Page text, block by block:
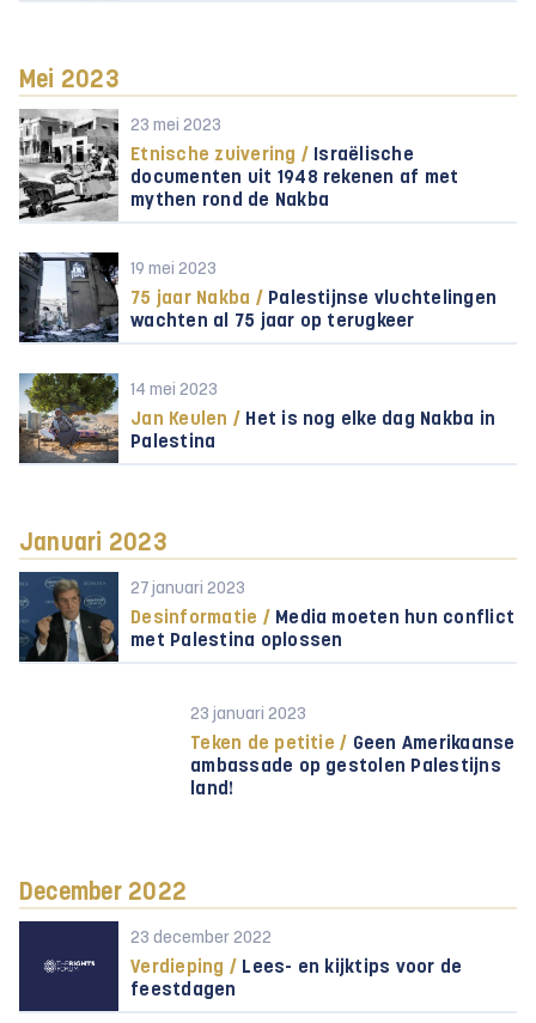
Mei 2023
23 mei 2023
Etnische zuivering / Israëlische
documenten uit 1948 rekenen af met
mythen rond de Nakba
19 mei 2023
75 jaar Nakba / Palestijnse vluchtelingen
wachten al 75 jaar op terugkeer
14 mei 2023
Jan Keulen / Het is nog elke dag Nakba in
Palestina
Januari 2023
27 januari 2023
Desinformatie / Media moeten hun conflict
met Palestina oplossen
23 januari 2023
Teken de petitie / Geen Amerikaanse
ambassade op gestolen Palestijns
land!
December 2022
23 december 2022
Verdieping / Lees- en kijktips voor de
feestdagen